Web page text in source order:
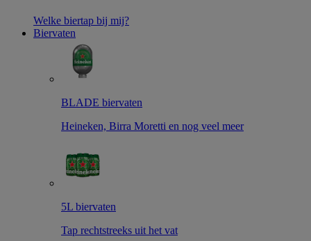
Welke biertap bij mij?
Biervaten
BLADE biervaten
Heineken, Birra Moretti en nog veel meer
5L biervaten
Tap rechtstreeks uit het vat